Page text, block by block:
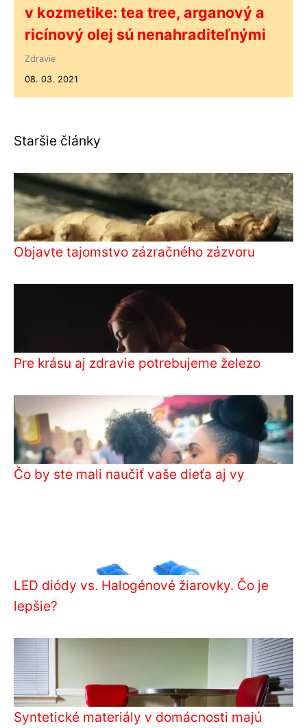
v kozmetike: tea tree, arganový a
ricínový olej sú nenahraditeľnými
Zdravie
08. 03. 2021
Staršie články
Objavte tajomstvo zázračného zázvoru
Pre krásu aj zdravie potrebujeme železo
Čo by ste mali naučiť vaše dieťa aj vy
LED diódy vs. Halogénové žiarovky. Čo je
lepšie?
Syntetické materiály v domácnosti majú